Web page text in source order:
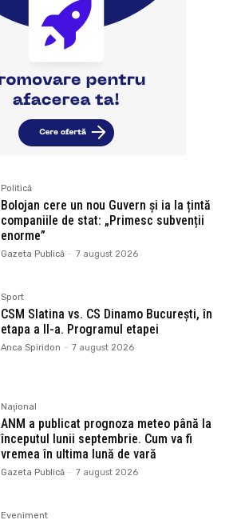
Politică
Bolojan cere un nou Guvern și ia la țintă
companiile de stat: „Primesc subvenții
enorme”
Gazeta Publică - 7 august 2026
Sport
CSM Slatina vs. CS Dinamo București, în
etapa a II-a. Programul etapei
Anca Spiridon - 7 august 2026
Naţional
ANM a publicat prognoza meteo până la
începutul lunii septembrie. Cum va fi
vremea în ultima lună de vară
Gazeta Publică - 7 august 2026
Eveniment